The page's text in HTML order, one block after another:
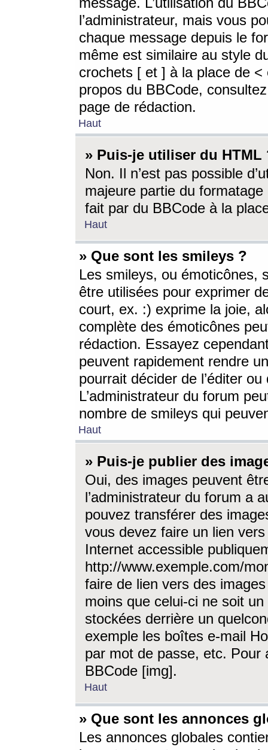
l’administrateur, mais vous
chaque message depuis le
même est similaire au style
crochets [ et ] à la place de <
propos du BBCode,
page de rédaction.
Haut
» Puis-je utiliser du HTML
Non. Il n’est pas possible
majeure partie du
fait par du BBCode à la
Haut
» Que sont les smileys ?
Les smileys, ou émoticônes,
être utilisées pour exprimer
court, ex. :) exprime la joie,
complète des émoticônes
rédaction. Essayez
peuvent rapidement rendre
pourrait décider de l’éditer
L’administrateur du forum
nombre de smileys qui
Haut
» Puis-je publier des
Oui, des images peuvent
l’administrateur du forum a
pouvez transférer des
vous devez faire un lien
Internet accessible
http://www.exemple.com/
faire de lien vers des
moins que celui-ci ne soit
stockées derrière un
exemple les boîtes e-mail
par mot de passe, etc. Pour
BBCode [img].
Haut
» Que sont les annonces
Les annonces globales